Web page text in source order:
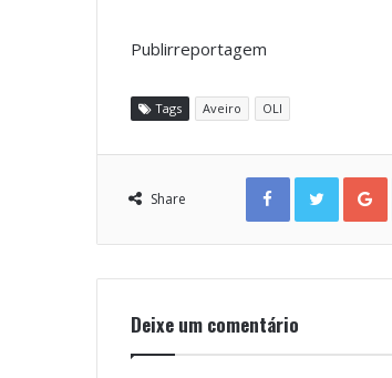
Publirreportagem
Tags Aveiro OLI
Share
Facebook Twitter
Deixe um comentário